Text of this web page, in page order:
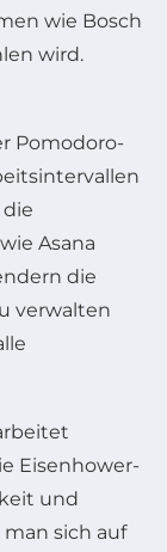
wie Bosch
wird.
Pomodoro-
Asana
die
verwalten
Eisenhower-
und
sich auf